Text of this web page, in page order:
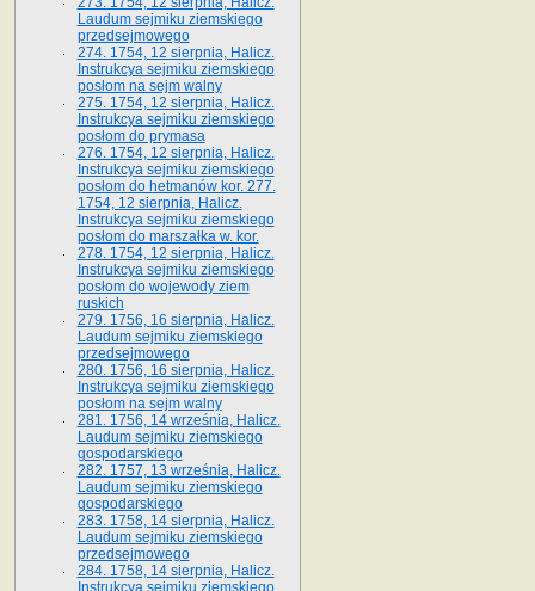
Laudum sejmiku ziemskiego
przedsejmowego
274. 1754, 12 sierpnia, Halicz.
Instrukcya sejmiku ziemskiego
posłom na sejm walny
275. 1754, 12 sierpnia, Halicz.
Instrukcya sejmiku ziemskiego
posłom do prymasa
276. 1754, 12 sierpnia, Halicz.
Instrukcya sejmiku ziemskiego
posłom do hetmanów kor. 277.
1754, 12 sierpnia, Halicz.
Instrukcya sejmiku ziemskiego
posłom do marszałka w. kor.
278. 1754, 12 sierpnia, Halicz.
Instrukcya sejmiku ziemskiego
posłom do wojewody ziem
ruskich
279. 1756, 16 sierpnia, Halicz.
Laudum sejmiku ziemskiego
przedsejmowego
280. 1756, 16 sierpnia, Halicz.
Instrukcya sejmiku ziemskiego
posłom na sejm walny
281. 1756, 14 września, Halicz.
Laudum sejmiku ziemskiego
gospodarskiego
282. 1757, 13 września, Halicz.
Laudum sejmiku ziemskiego
gospodarskiego
283. 1758, 14 sierpnia, Halicz.
Laudum sejmiku ziemskiego
przedsejmowego
284. 1758, 14 sierpnia, Halicz.
Instrukcya sejmiku ziemskiego